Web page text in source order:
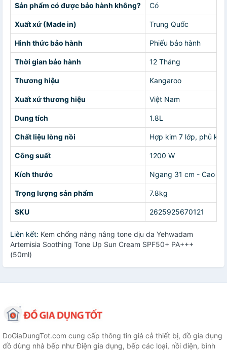
Sản phẩm có được bảo hành không? Có
Xuất xứ (Made in) Trung Quốc
Hình thức bảo hành Phiếu bảo hành
Thời gian bảo hành 12 Tháng
Thương hiệu Kangaroo
Xuất xứ thương hiệu Việt Nam
Dung tích 1.8L
Chất liệu lòng nồi Hợp kim 7 lớp, phủ
Công suất 1200 W
Kích thước Ngang 31 cm - Cao
Trọng lượng sản phẩm 7.8kg
SKU 2625925670121
Liên kết: Kem chống nắng nâng tone dịu da Yehwadam
Artemisia Soothing Tone Up Sun Cream SPF50+ PA+++
(50ml)
DoGiaDungTot.com cung cấp thông tin giá cả thiết bị, đồ gia dụng
đồ dùng nhà bếp như Điện gia dụng, bếp các loại, nồi điện, bình